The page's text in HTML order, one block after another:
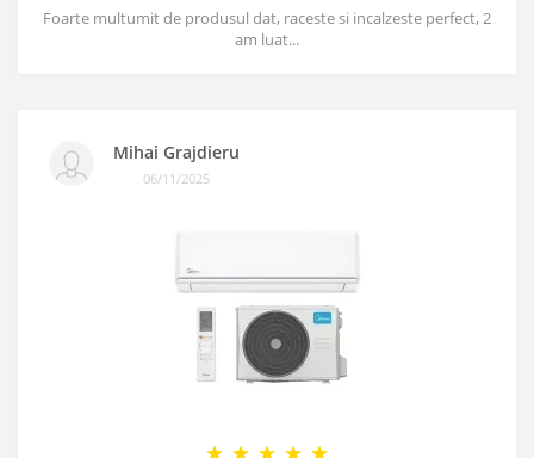
Foarte multumit de produsul dat, raceste si incalzeste perfect, 2
am luat...
Mihai Grajdieru
06/11/2025